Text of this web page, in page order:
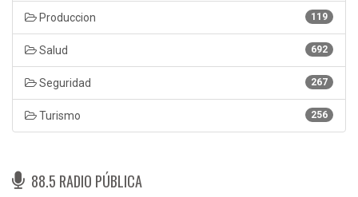
119
Produccion
692
Salud
267
Seguridad
256
Turismo
88.5 RADIO PÚBLICA